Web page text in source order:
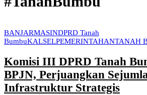
BANJARMASINDPRD Tanah
BumbuKALSELPEMERINTAHANTANAH
Komisi III DPRD Tanah
BPJN, Perjuangkan
Infrastruktur Strategis